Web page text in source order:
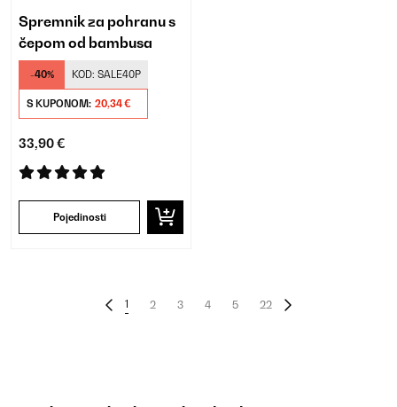
Spremnik za pohranu s
čepom od bambusa
-40% KOD: SALE40P
S KUPONOM: 20,34 €
33,90 €
Pojedinosti
1 2 3 4 5 22